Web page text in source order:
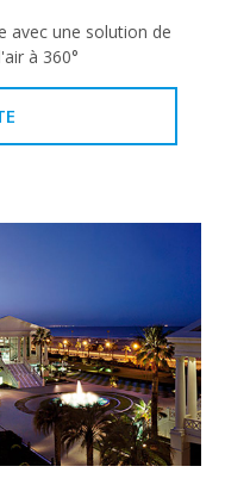
avec une solution de
à 360°